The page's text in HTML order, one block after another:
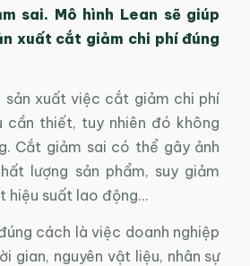
sai. Mô hình Lean sẽ giúp
xuất cắt giảm chi phí đúng
sản xuất việc cắt giảm chi phí
cần thiết, tuy nhiên đó không
Cắt giảm sai có thể gây ảnh
lượng sản phẩm, suy giảm
hiệu suất lao động…
cách là việc doanh nghiệp
gian, nguyên vật liệu, nhân sự